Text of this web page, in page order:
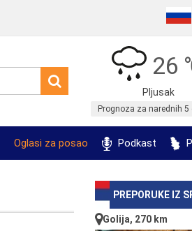
26
Pljusak
Prognoza za narednih 5
Oglasi za posao Podkast
PREPORUKE IZ
Golija, 270 km